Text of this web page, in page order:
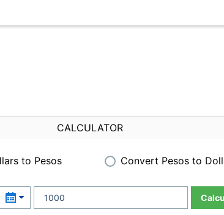
CALCULATOR
to Pesos Convert Pesos to